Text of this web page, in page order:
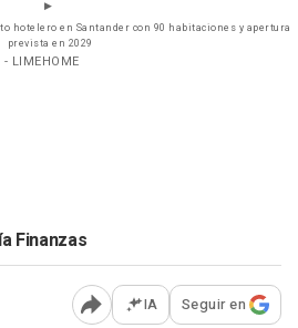
hotelero en Santander con 90 habitaciones y apertura
prevista en 2029
- LIMEHOME
Finanzas
Abrir opciones para
IA Seguir en